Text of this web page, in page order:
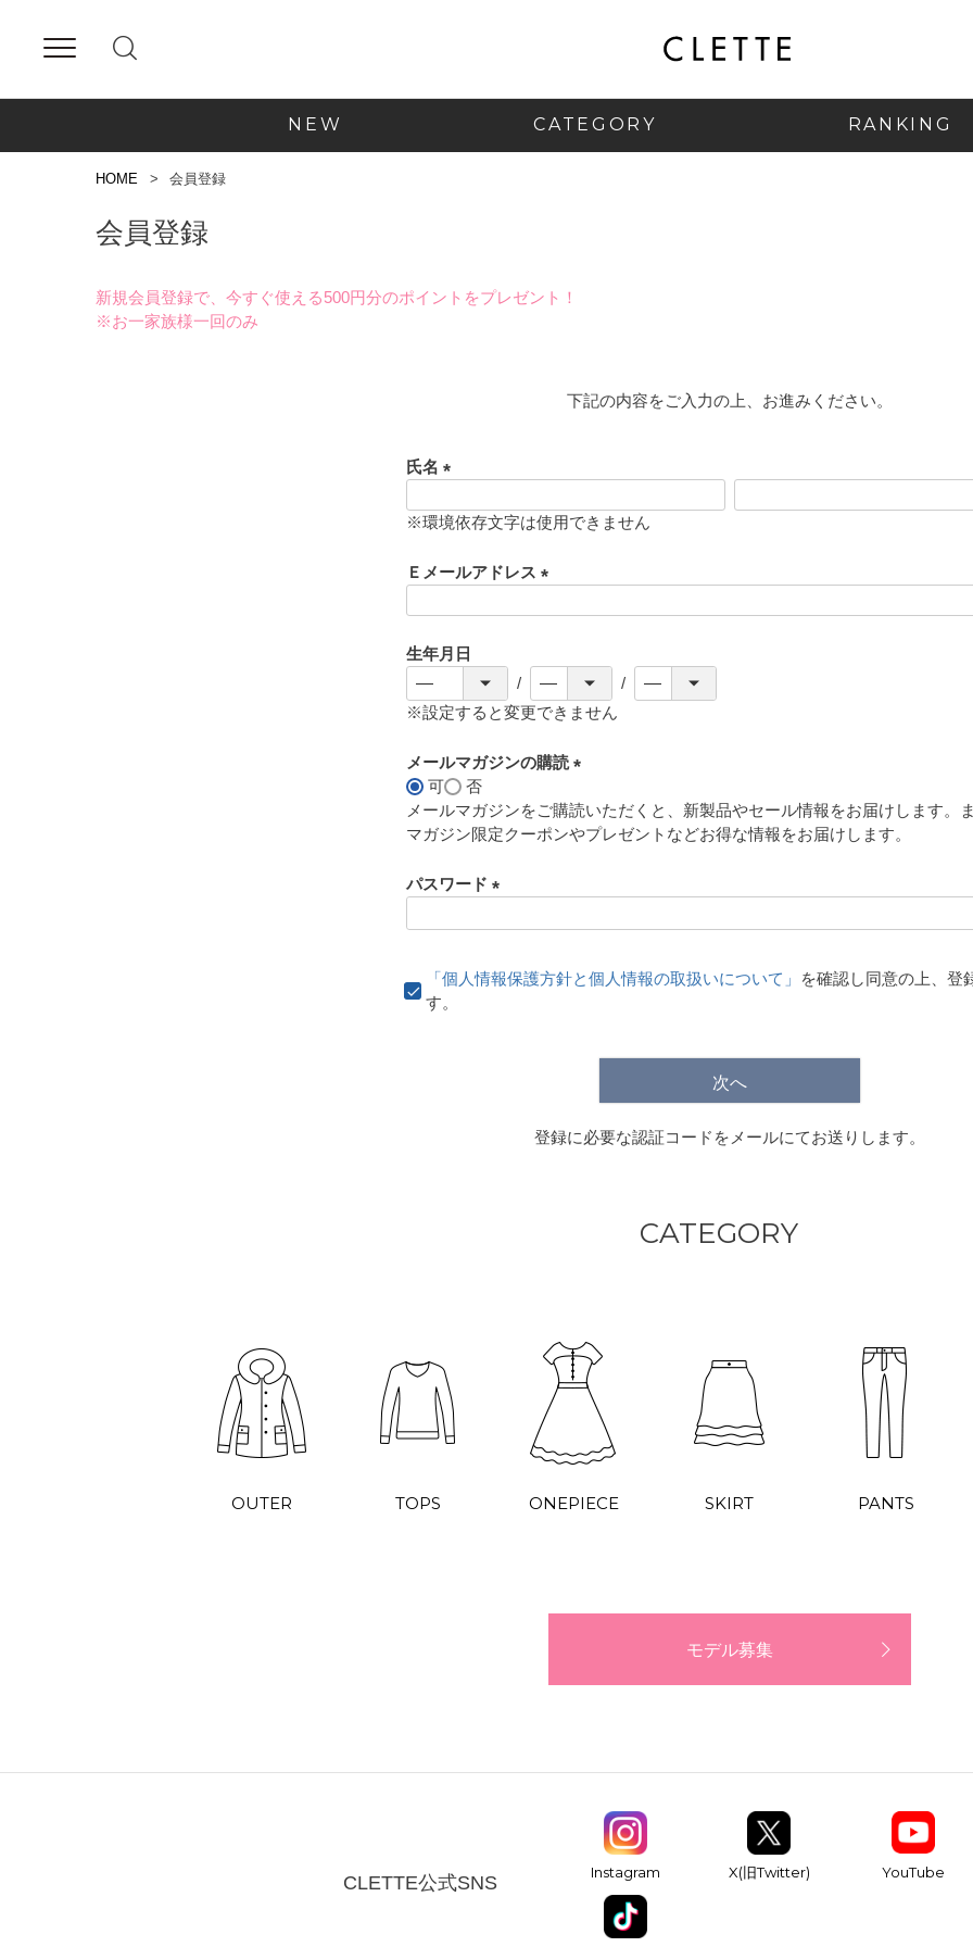
NEW CATEGORY RANKING
HOME 会員登録
会員登録
新規会員登録で、今すぐ使える500円分のポイントをプレゼント！
※お一家族様一回のみ
下記の内容をご入力の上、お進みください。
氏名
必
)
※環境依存文字は使用できません
Ｅメールアドレス
生年月日
※設定すると変更できません
メールマガジンの購読
必
須
可
否
メールマガジンをご購読いただくと、新製品やセール情報をお届けします。
マガジン限定クーポンやプレゼントなどお得な情報をお届けします。
パスワード
)
「個人情報保護方針と個人情報の取扱いについて」
を確認し同意の上、登
す。
次へ
登録に必要な認証コードをメールにてお送りします。
CATEGORY
OUTER TOPS ONEPIECE SKIRT PANTS
モデル募集
CLETTE公式SNS Instagram X(旧Twitter) YouTube